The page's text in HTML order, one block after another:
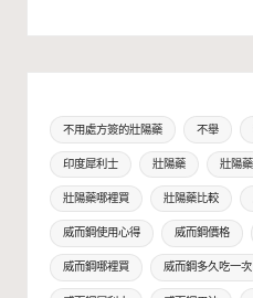
不用處方簽的壯陽藥 不舉
印度犀利士 壯陽藥 壯陽
壯陽藥哪裡買 壯陽藥比較
威而鋼使用心得 威而鋼價格
威而鋼哪裡買 威而鋼多久吃一次